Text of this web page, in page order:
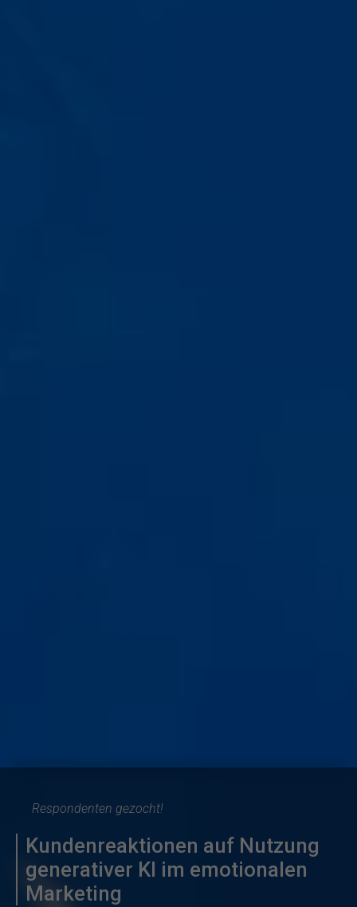
Respondenten gezocht!
Kundenreaktionen auf Nutzung
generativer KI im emotionalen
Marketing